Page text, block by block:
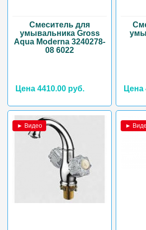
Смеситель для
умывальника Gross
Aqua Moderna 3240278-
08 6022
Цена 4410.00 руб. Цена
► Видео ►